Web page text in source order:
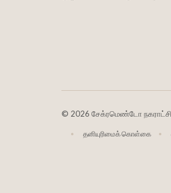
© 2026 சேக்ரமெண்டோ
தனியுரிமைக் கொள்கை